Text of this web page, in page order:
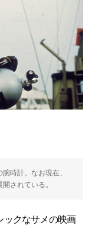
時計。なお現在、
されている。
クなサメの映画